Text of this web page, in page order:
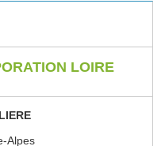
LOIRE
Alpes